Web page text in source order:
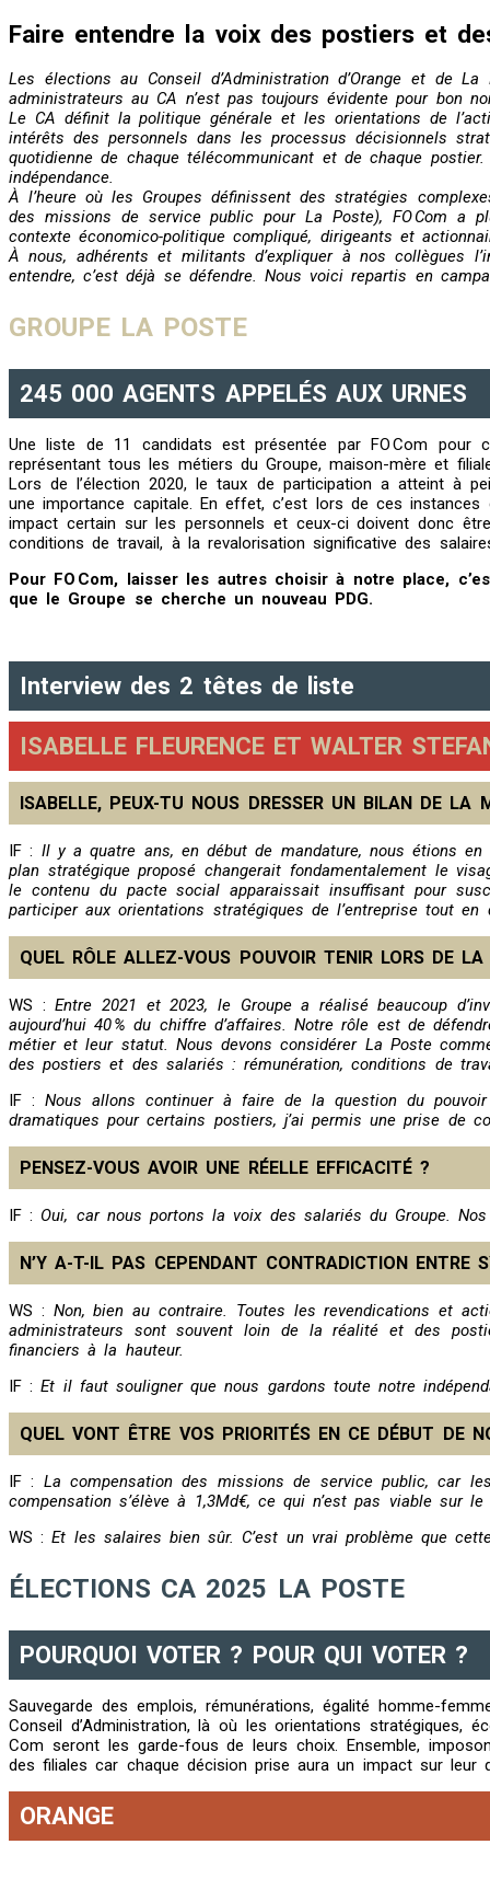
Faire entendre la voix des postiers et
Les élections au Conseil d’Administration d’Orange et de
administrateurs au CA n’est pas toujours évidente pour bon
Le CA définit la politique générale et les orientations de
intérêts des personnels dans les processus décisionnels
quotidienne de chaque télécommunicant et de chaque
indépendance.
À l’heure où les Groupes définissent des stratégies
des missions de service public pour La Poste), FO Com a
contexte économico-politique compliqué, dirigeants et
À nous, adhérents et militants d’expliquer à nos collègues
entendre, c’est déjà se défendre. Nous voici repartis en
GROUPE LA POSTE
245 000 AGENTS APPELÉS AUX URNES
Une liste de 11 candidats est présentée par FO Com
représentant tous les métiers du Groupe, maison-mère et
Lors de l’élection 2020, le taux de participation a atteint à
une importance capitale. En effet, c’est lors de ces
impact certain sur les personnels et ceux-ci doivent donc
conditions de travail, à la revalorisation significative des
Pour FO Com, laisser les autres choisir à notre place,
que le Groupe se cherche un nouveau PDG.
Interview des 2 têtes de liste
ISABELLE FLEURENCE ET WALTER
ISABELLE, PEUX-TU NOUS DRESSER UN BILAN DE LA
IF : Il y a quatre ans, en début de mandature, nous étions
plan stratégique proposé changerait fondamentalement le
le contenu du pacte social apparaissait insuffisant pour
participer aux orientations stratégiques de l’entreprise tout
QUEL RÔLE ALLEZ-VOUS POUVOIR TENIR LORS DE
WS :Entre 2021 et 2023, le Groupe a réalisé beaucoup
aujourd’hui 40 % du chiffre d’affaires. Notre rôle est de
métier et leur statut. Nous devons considérer La Poste
des postiers et des salariés : rémunération, conditions de
IF : Nous allons continuer à faire de la question du
dramatiques pour certains postiers, j’ai permis une prise de
PENSEZ-VOUS AVOIR UNE RÉELLE EFFICACITÉ ?
IF : Oui, car nous portons la voix des salariés du Groupe.
N’Y A-T-IL PAS CEPENDANT CONTRADICTION ENTRE
WS : Non, bien au contraire. Toutes les revendications et
administrateurs sont souvent loin de la réalité et des
financiers à la hauteur.
IF :Et il faut souligner que nous gardons toute notre
QUEL VONT ÊTRE VOS PRIORITÉS EN CE DÉBUT DE
IF : La compensation des missions de service public, car
compensation s’élève à 1,3Md€, ce qui n’est pas viable sur
WS :Et les salaires bien sûr. C’est un vrai problème que
ÉLECTIONS CA 2025 LA POSTE
POURQUOI VOTER ? POUR QUI VOTER ?
Sauvegarde des emplois, rémunérations, égalité homme-
Conseil d’Administration, là où les orientations stratégiques,
Com seront les garde-fous de leurs choix. Ensemble,
des filiales car chaque décision prise aura un impact sur leur
ORANGE